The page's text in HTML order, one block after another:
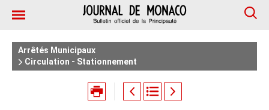
Arrêtés Municipaux
Circulation - Stationnement